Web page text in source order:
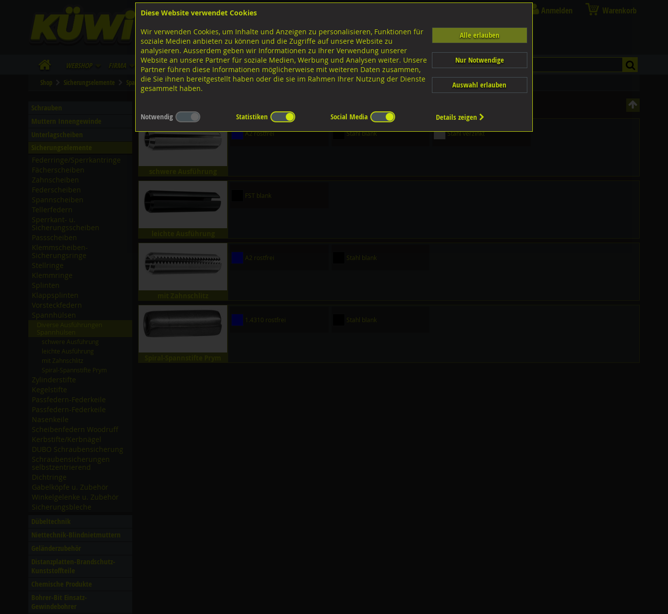
Lagerstrasse 8
Tel. 043 455 20 30
FB
IG
WebShop Firma Lieferinfo Infos/Downloads
Anmelden Warenkorb
Shop Sicherungselemente Spannhülsen Diverse Ausführungen Spannhülsen
Schrauben
Muttern Innengewinde
Unterlagscheiben
Federringe/­Sperrkantringe
Fächerscheiben
Zahnscheiben
Federscheiben
Spannscheiben
Tellerfedern
Sperrkant- u.
Sicherungsscheiben
Passscheiben
Klemmscheiben-
Sicherungsringe
Stellringe
Klemmringe
Splinten
Klappsplinten
Vorsteckfedern
Spannhülsen
schwere Ausführung
leichte Ausführung
mit Zahnschlitz
Spiral-Spannstifte Prym
Zylinderstifte
Kegelstifte
Passfedern-Federkeile
Passfedern-Federkeile
Nasenkeile
Scheibenfedern Woodruff
Kerbstifte/­Kerbnägel
DUBO Schraubensicherung
Schraubensicherungen
selbstzentrierend
Dichtringe
Gabelköpfe u. Zubehör
Winkelgelenke u. Zubehör
Sicherungsbleche
Dübeltechnik
Niettechnik-Blindnietmuttern
Geländerzubehör
Distanzplatten-Brandschutz-
Kunststoffteile
Chemische Produkte
Bohrer-Bit Einsatz-
Gewindebohrer
A2 rostfrei Stahl blank Stahl verzinkt
FST blank
A2 rostfrei Stahl blank
1.4310 rostfrei Stahl blank
Diese Website verwendet Cookies
Wir verwenden Cookies, um Inhalte und Anzeigen zu personalisieren, Funktionen für
soziale Medien anbieten zu können und die Zugriffe auf unsere Website zu
analysieren. Ausserdem geben wir Informationen zu Ihrer Verwendung unserer
Website an unsere Partner für soziale Medien, Werbung und Analysen weiter. Unsere
Partner führen diese Informationen möglicherweise mit weiteren Daten zusammen,
die Sie ihnen bereitgestellt haben oder die sie im Rahmen Ihrer Nutzung der Dienste
gesammelt haben.
Alle erlauben
Nur Notwendige
Auswahl erlauben
Notwendig Statistiken Social Media Details zeigen